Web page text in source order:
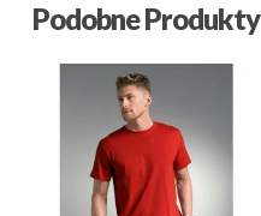
Podobne Produkty
25.09zł